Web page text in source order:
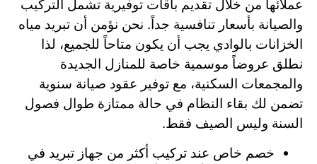
عملائها من خلال تقديم باقات توفيرية تشمل التركيب
والصيانة بأسعار تنافسية جداً. نحن نؤمن أن تبريد مياه
الخزانات بالوادي يجب أن يكون متاحاً للجميع، لذا
نطلق عروضاً موسمية خاصة للمنازل الجديدة
والمجمعات السكنية، مع توفير عقود صيانة سنوية
تضمن لك بقاء النظام في حالة ممتازة طوال فصول
السنة وليس الصيف فقط.
خصم خاص عند تركيب أكثر من جهاز تبريد في